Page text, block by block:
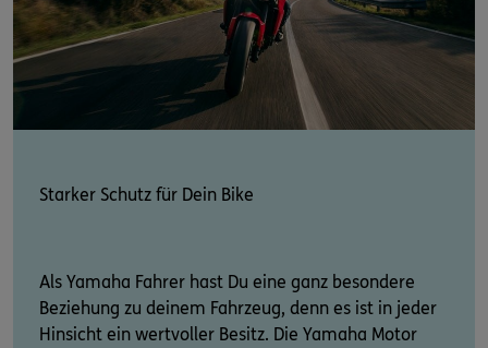
Starker Schutz für Dein Bike
Als Yamaha Fahrer hast Du eine ganz besondere
Beziehung zu deinem Fahrzeug, denn es ist in jeder
Hinsicht ein wertvoller Besitz. Die Yamaha Motor